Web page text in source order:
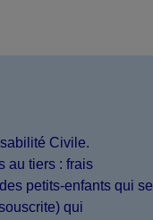
Civile.
au tiers : frais
petits-enfants qui se
qui